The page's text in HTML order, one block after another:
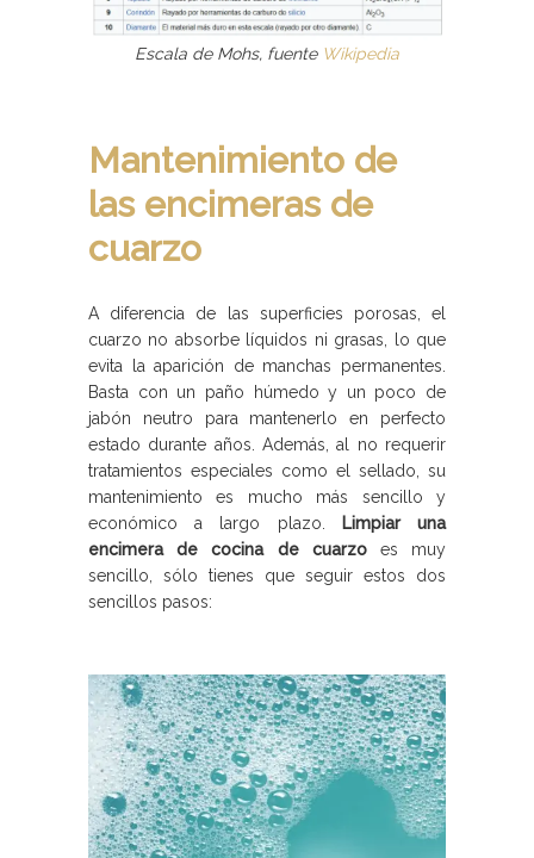
Escala de Mohs, fuente Wikipedia
Mantenimiento de
las encimeras de
cuarzo
A diferencia de las superficies porosas, el
cuarzo no absorbe líquidos ni grasas, lo que
evita la aparición de manchas permanentes.
Basta con un paño húmedo y un poco de
jabón neutro para mantenerlo en perfecto
estado durante años. Además, al no requerir
tratamientos especiales como el sellado, su
mantenimiento es mucho más sencillo y
económico a largo plazo.
Limpiar una
encimera de cocina de cuarzoes muy
sencillo, sólo tienes que seguir estos dos
sencillos pasos: